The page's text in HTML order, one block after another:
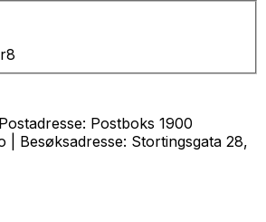
8
Postadresse: Postboks 1900
| Besøksadresse: Stortingsgata 28,